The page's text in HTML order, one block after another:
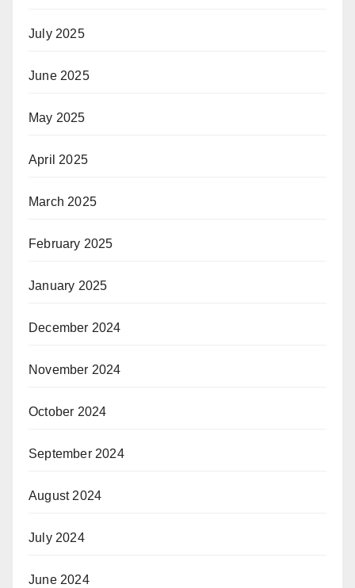
July 2025
June 2025
May 2025
April 2025
March 2025
February 2025
January 2025
December 2024
November 2024
October 2024
September 2024
August 2024
July 2024
June 2024